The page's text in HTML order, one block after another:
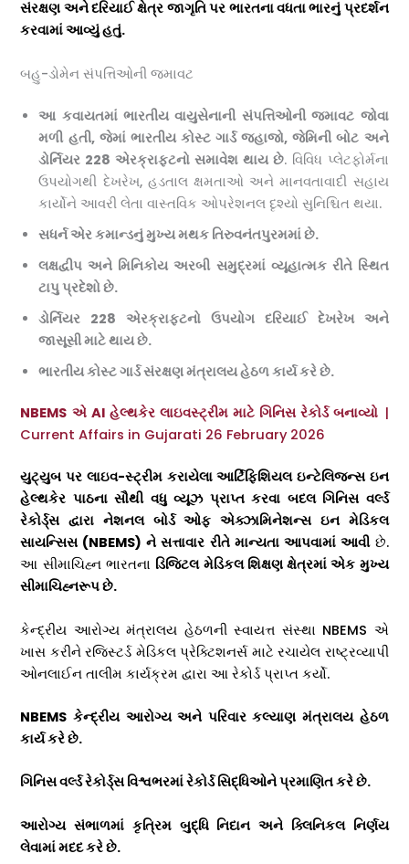
સંરક્ષણ અને દરિયાઈ ક્ષેત્ર જાગૃતિ પર ભારતના વધતા ભારનું પ્રદર્શન
કરવામાં આવ્યું હતું.
બહુ-ડોમેન સંપત્તિઓની જમાવટ
આ કવાયતમાં ભારતીય વાયુસેનાની સંપત્તિઓની જમાવટ જોવા
મળી હતી, જેમાં ભારતીય કોસ્ટ ગાર્ડ જહાજો,જેમિની બોટ અને
ડોર્નિયર 228 એરક્રાફ્ટનો સમાવેશ થાય છે. વિવિધ પ્લેટફોર્મના
ઉપયોગથી દેખરેખ, હડતાલ ક્ષમતાઓ અને માનવતાવાદી સહાય
કાર્યોને આવરી લેતા વાસ્તવિક ઓપરેશનલ દૃશ્યો સુનિશ્ચિત થયા.
સધર્ન એર કમાન્ડનું મુખ્ય મથક તિરુવનંતપુરમમાં છે.
લક્ષદ્વીપ અને મિનિકોય અરબી સમુદ્રમાં વ્યૂહાત્મક રીતે સ્થિત
ટાપુ પ્રદેશો છે.
ડોર્નિયર 228 એરક્રાફ્ટનો ઉપયોગ દરિયાઈ દેખરેખ અને
જાસૂસી માટે થાય છે.
ભારતીય કોસ્ટ ગાર્ડ સંરક્ષણ મંત્રાલય હેઠળ કાર્ય કરે છે.
NBEMS એ AI હેલ્થકેર લાઇવસ્ટ્રીમ માટે ગિનિસ રેકોર્ડ બનાવ્યો |
Current Affairs in Gujarati 26 February 2026
યુટ્યુબ પર લાઇવ-સ્ટ્રીમ કરાયેલા આર્ટિફિશિયલ ઇન્ટેલિજન્સ ઇન
હેલ્થકેર પાઠના સૌથી વધુ વ્યૂઝ પ્રાપ્ત કરવા બદલ ગિનિસ વર્લ્ડ
રેકોર્ડ્સ દ્વારા નેશનલ બોર્ડ ઓફ એક્ઝામિનેશન્સ ઇન મેડિકલ
સાયન્સિસ (NBEMS)ને સત્તાવાર રીતે માન્યતા આપવામાં આવીછે.
આ સીમાચિહ્ન ભારતના ડિજિટલ મેડિકલ શિક્ષણ ક્ષેત્રમાં એક મુખ્ય
સીમાચિહ્નરૂપ છે.
કેન્દ્રીય આરોગ્ય મંત્રાલય હેઠળની સ્વાયત્ત સંસ્થા NBEMS એ
ખાસ કરીને રજિસ્ટર્ડ મેડિકલ પ્રેક્ટિશનર્સ માટે રચાયેલ રાષ્ટ્રવ્યાપી
ઓનલાઈન તાલીમ કાર્યક્રમ દ્વારા આ રેકોર્ડ પ્રાપ્ત કર્યો.
NBEMSકેન્દ્રીય આરોગ્ય અને પરિવાર કલ્યાણ મંત્રાલય હેઠળ
કાર્ય કરે છે.
ગિનિસ વર્લ્ડ રેકોર્ડ્સ વિશ્વભરમાં રેકોર્ડ સિદ્ધિઓને પ્રમાણિત કરે છે.
આરોગ્ય સંભાળમાં કૃત્રિમ બુદ્ધિ નિદાન અને ક્લિનિકલ નિર્ણય
લેવામાં મદદ કરે છે.